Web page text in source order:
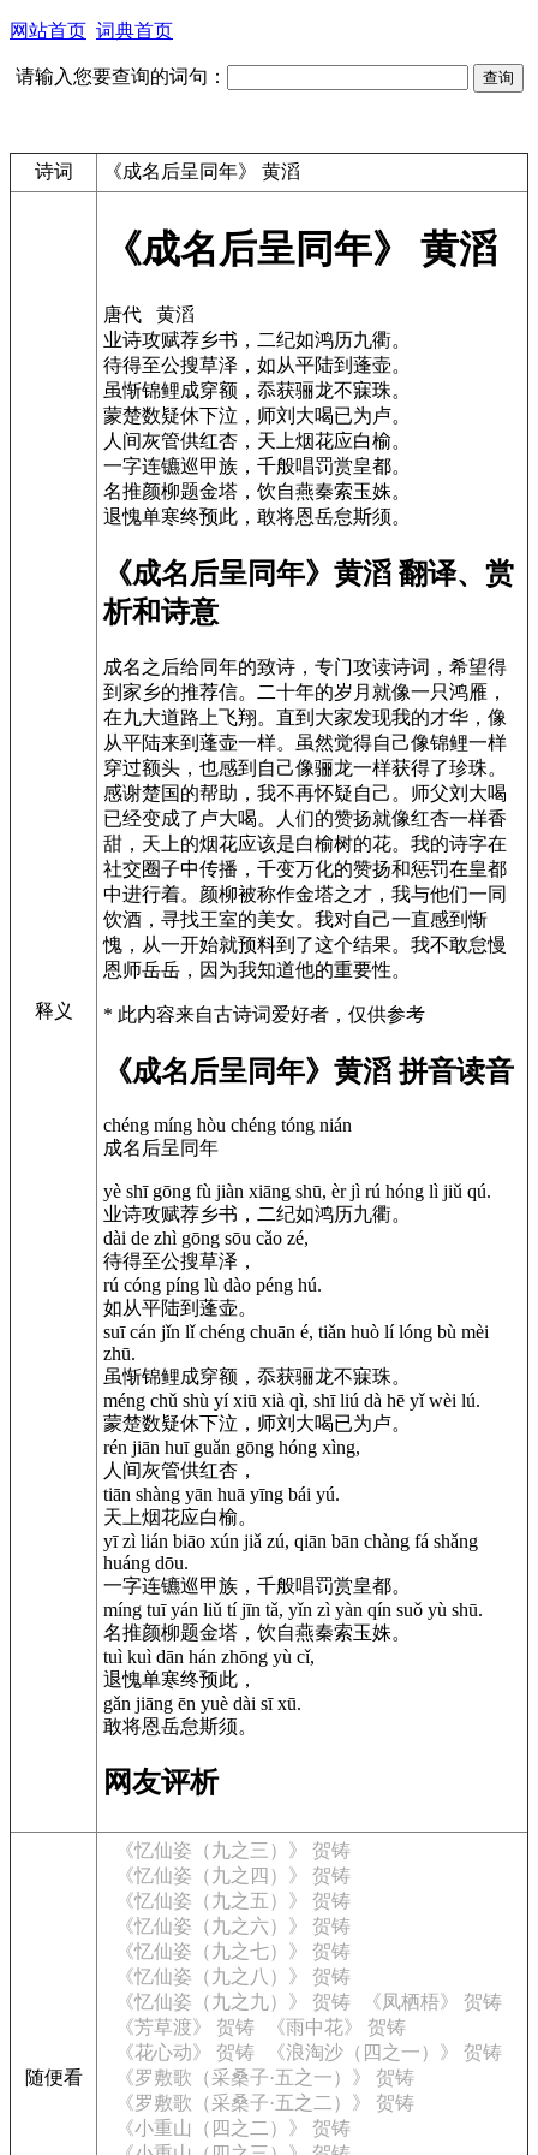
网站首页 词典首页
请输入您要查询的词句：
诗词 《成名后呈同年》 黄滔
释义
《成名后呈同年》 黄滔
唐代 黄滔
业诗攻赋荐乡书，二纪如鸿历九衢。
待得至公搜草泽，如从平陆到蓬壶。
虽惭锦鲤成穿额，忝获骊龙不寐珠。
蒙楚数疑休下泣，师刘大喝已为卢。
人间灰管供红杏，天上烟花应白榆。
一字连镳巡甲族，千般唱罚赏皇都。
名推颜柳题金塔，饮自燕秦索玉姝。
退愧单寒终预此，敢将恩岳怠斯须。
《成名后呈同年》黄滔 翻译、赏
析和诗意
成名之后给同年的致诗，专门攻读诗词，希望得
到家乡的推荐信。二十年的岁月就像一只鸿雁，
在九大道路上飞翔。直到大家发现我的才华，像
从平陆来到蓬壶一样。虽然觉得自己像锦鲤一样
穿过额头，也感到自己像骊龙一样获得了珍珠。
感谢楚国的帮助，我不再怀疑自己。师父刘大喝
已经变成了卢大喝。人们的赞扬就像红杏一样香
甜，天上的烟花应该是白榆树的花。我的诗字在
社交圈子中传播，千变万化的赞扬和惩罚在皇都
中进行着。颜柳被称作金塔之才，我与他们一同
饮酒，寻找王室的美女。我对自己一直感到惭
愧，从一开始就预料到了这个结果。我不敢怠慢
恩师岳岳，因为我知道他的重要性。
* 此内容来自古诗词爱好者，仅供参考
《成名后呈同年》黄滔 拼音读音
chéng míng hòu chéng tóng nián
成名后呈同年
yè shī gōng fù jiàn xiāng shū, èr jì rú hóng lì jiǔ qú.
业诗攻赋荐乡书，二纪如鸿历九衢。
dài de zhì gōng sōu cǎo zé,
待得至公搜草泽，
rú cóng píng lù dào péng hú.
如从平陆到蓬壶。
suī cán jǐn lǐ chéng chuān é, tiǎn huò lí lóng bù mèi
zhū.
虽惭锦鲤成穿额，忝获骊龙不寐珠。
méng chǔ shù yí xiū xià qì, shī liú dà hē yǐ wèi lú.
蒙楚数疑休下泣，师刘大喝已为卢。
rén jiān huī guǎn gōng hóng xìng,
人间灰管供红杏，
tiān shàng yān huā yīng bái yú.
天上烟花应白榆。
yī zì lián biāo xún jiǎ zú, qiān bān chàng fá shǎng
huáng dōu.
一字连镳巡甲族，千般唱罚赏皇都。
míng tuī yán liǔ tí jīn tǎ, yǐn zì yàn qín suǒ yù shū.
名推颜柳题金塔，饮自燕秦索玉姝。
tuì kuì dān hán zhōng yù cǐ,
退愧单寒终预此，
gǎn jiāng ēn yuè dài sī xū.
敢将恩岳怠斯须。
网友评析
随便看
《忆仙姿（九之三）》 贺铸
《忆仙姿（九之四）》 贺铸
《忆仙姿（九之五）》 贺铸
《忆仙姿（九之六）》 贺铸
《忆仙姿（九之七）》 贺铸
《忆仙姿（九之八）》 贺铸
《忆仙姿（九之九）》 贺铸
《凤栖梧》 贺铸
《芳草渡》 贺铸
《雨中花》 贺铸
《花心动》 贺铸
《浪淘沙（四之一）》 贺铸
《罗敷歌（采桑子·五之一）》 贺铸
《罗敷歌（采桑子·五之二）》 贺铸
《小重山（四之二）》 贺铸